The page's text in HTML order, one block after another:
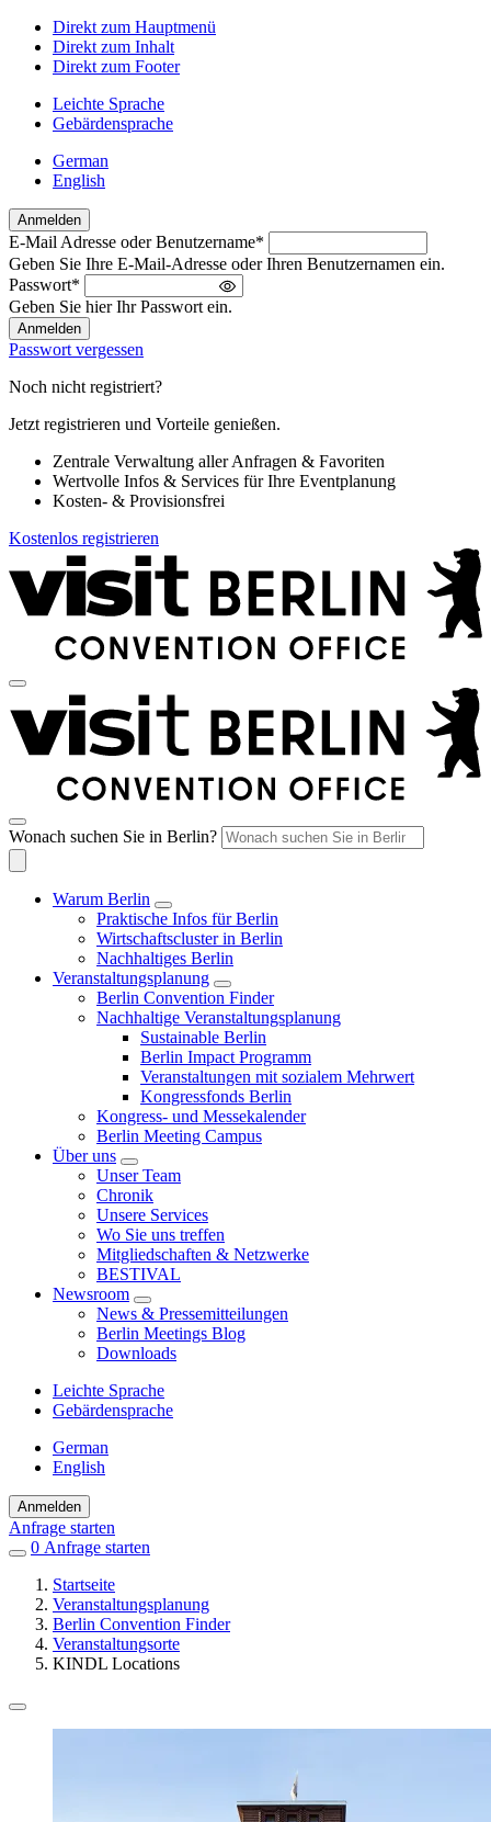
Direkt zum Hauptmenü
Direkt zum Inhalt
Direkt zum Footer
Leichte Sprache
Gebärdensprache
German
English
Anmelden
Willkommen
zurück!
Bitte
melden
Sie
sich
an
E-Mail Adresse oder Benutzername*
Geben Sie Ihre E-Mail-Adresse oder Ihren Benutzernamen ein.
Passwort*
Geben Sie hier Ihr Passwort ein.
Passwort vergessen
Noch nicht registriert?
Jetzt registrieren und Vorteile genießen.
Zentrale Verwaltung aller Anfragen & Favoriten
Wertvolle Infos & Services für Ihre Eventplanung
Kosten- & Provisionsfrei
Kostenlos registrieren
Wonach suchen Sie in Berlin?
Warum Berlin
Praktische Infos für Berlin
Wirtschaftscluster in Berlin
Nachhaltiges Berlin
Veranstaltungsplanung
Berlin Convention Finder
Nachhaltige Veranstaltungsplanung
Sustainable Berlin
Berlin Impact Programm
Veranstaltungen mit sozialem Mehrwert
Kongressfonds Berlin
Kongress- und Messekalender
Berlin Meeting Campus
Über uns
Unser Team
Chronik
Unsere Services
Wo Sie uns treffen
Mitgliedschaften & Netzwerke
BESTIVAL
Newsroom
News & Pressemitteilungen
Berlin Meetings Blog
Downloads
Leichte Sprache
Gebärdensprache
German
English
Anmelden
Anfrage starten
0 Einträge
Favoriten
Anfrage starten
Startseite
Veranstaltungsplanung
Berlin Convention Finder
Veranstaltungsorte
KINDL Locations